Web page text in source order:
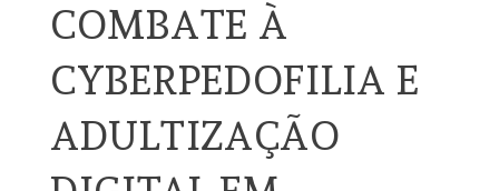
COMBATE À
CYBERPEDOFILIA E
ADULTIZAÇÃO